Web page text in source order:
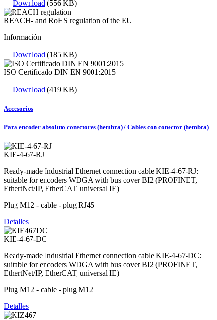
Download (556 KB)
REACH- and RoHS regulation of the EU
Información
Download (185 KB)
ISO Certificado DIN EN 9001:2015
Download (419 KB)
Accesorios
Para encoder absoluto conectores (hembra) / Cables con conector (hembra)
KIE-4-67-RJ
Ready-made Industrial Ethernet connection cable KIE-4-67-RJ:
suitable for encoders WDGA with bus cover BI2 (PROFINET,
EthertNet/IP, EtherCAT, universal IE)
Plug M12 - cable - plug RJ45
Detalles
KIE-4-67-DC
Ready-made Industrial Ethernet connection cable KIE-4-67-DC:
suitable for encoders WDGA with bus cover BI2 (PROFINET,
EthertNet/IP, EtherCAT, universal IE)
Plug M12 - cable - plug M12
Detalles